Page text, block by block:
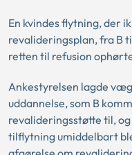
En kvindes flytning, der
revalideringsplan, fra B
retten til refusion
Ankestyrelsen lagde
uddannelse, som B
revalideringsstøtte til,
tilflytning umiddelbart